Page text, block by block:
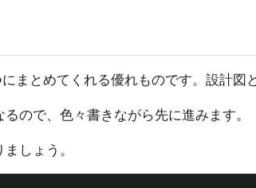
まとめてくれる優れものです。設計図
ので、色々書きながら先に進みます。
しょう。